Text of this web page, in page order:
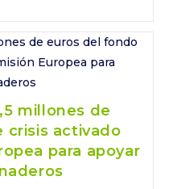
millones de
crisis activado
para apoyar